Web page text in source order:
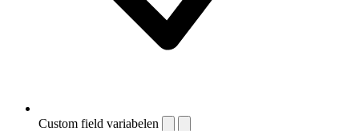
Custom field variabelen